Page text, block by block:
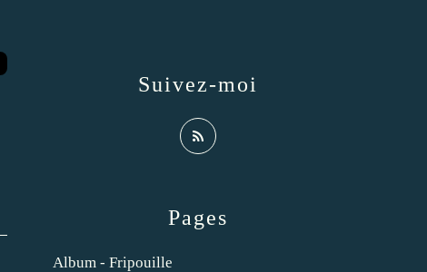
Pages
Album - Fripouille
Suivez-moi